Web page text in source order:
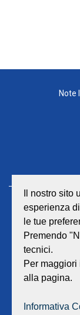
Note
Il nostro
esperienza
le tue
Premendo
tecnici.
Per
alla pagina.
Informativa